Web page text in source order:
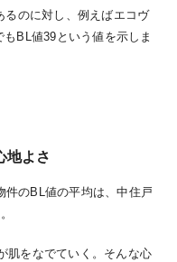
るのに対し、例えばエコヴ
BL値39という値を示しま
地よさ
件のBL値の平均は、中住戸
肌をなでていく。そんな心